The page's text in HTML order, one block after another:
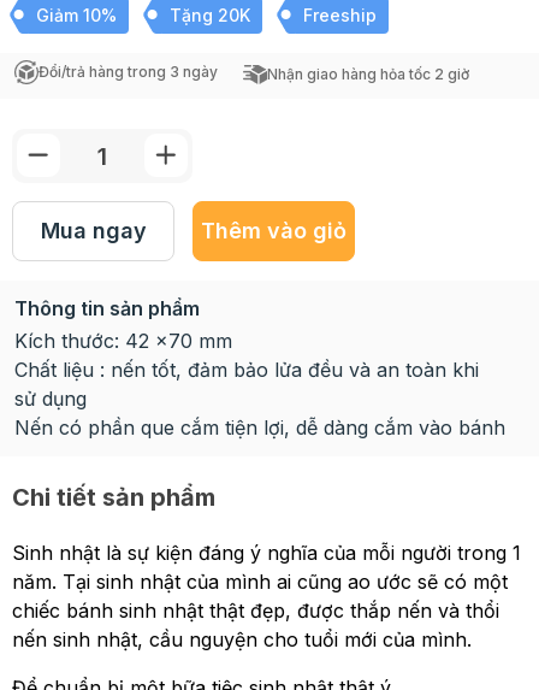
Giảm 10% Tặng 20K Freeship
Đổi/trả hàng trong 3 ngày Nhận giao hàng hỏa tốc 2 giờ
Mua ngay Thêm vào giỏ
Thông tin sản phẩm
Kích thước: 42 x70 mm
Chất liệu : nến tốt, đảm bảo lửa đều và an toàn khi
sử dụng
Nến có phần que cắm tiện lợi, dễ dàng cắm vào bánh
Chi tiết sản phẩm
Sinh nhật là sự kiện đáng ý nghĩa của mỗi người trong 1
năm. Tại sinh nhật của mình ai cũng ao ước sẽ có một
chiếc bánh sinh nhật thật đẹp, được thắp nến và thổi
nến sinh nhật, cầu nguyện cho tuổi mới của mình.